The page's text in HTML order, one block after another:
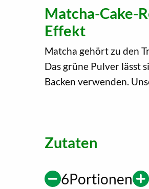
Matcha-Cake-
Effekt
Matcha gehört zu den
Das grüne Pulver lässt
Backen verwenden.
Zutaten
6Portionen